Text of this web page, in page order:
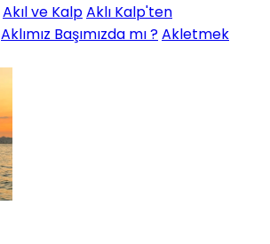
Akıl ve KalpAklı Kalp'ten
Aklımız Başımızda mı ?Akletmek